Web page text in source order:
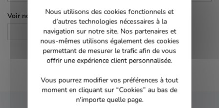
Voir nos autres pages :
DVD
Nous utilisons des cookies fonctionnels et
d’autres technologies nécessaires à la
navigation sur notre site. Nos partenaires et
nous-mêmes utilisons également des cookies
permettant de mesurer le trafic afin de vous
offrir une expérience client personnalisée.
Vous pourrez modifier vos préférences à tout
moment en cliquant sur “Cookies” au bas de
n'importe quelle page.